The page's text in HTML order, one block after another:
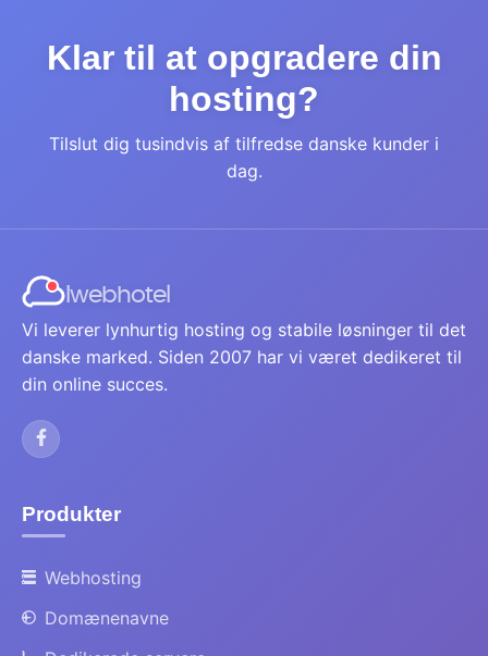
Klar til at opgradere din
hosting?
Tilslut dig tusindvis af tilfredse danske kunder i
dag.
Iwebhotel
Vi leverer lynhurtig hosting og stabile løsninger til det
danske marked. Siden 2007 har vi været dedikeret til
din online succes.
Produkter
Webhosting
Domænenavne